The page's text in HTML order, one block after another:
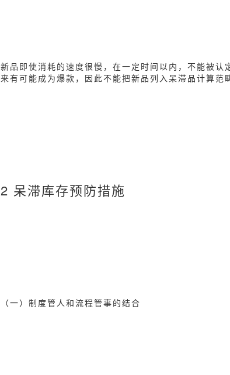
新品即使消耗的速度很慢，在一定时间以内，不能被
来有可能成为爆款，因此不能把新品列入呆滞品计算范
2 呆滞库存预防措施
（一）制度管人和流程管事的结合